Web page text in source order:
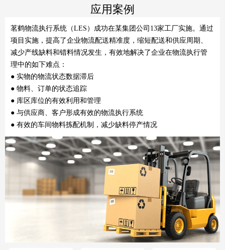
应用案例
茗鹤物流执行系统（LES）成功在某集团公司13家工厂实施。通过
项目实施，提高了企业物流配送精准度，缩短配送和供应周期、
减少产线缺料和错料情况发生，有效地解决了企业在物流执行管
理中的如下难点：
● 实物的物流状态数据滞后
● 物料、订单的状态追踪
● 库区库位的有效利用和管理
● 与供应商、客户形成有效的物流执行系统
● 有效的车间物料拣配机制，减少缺料停产情况